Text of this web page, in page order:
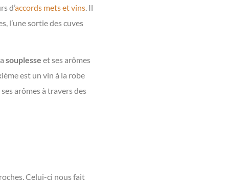
d’accords mets et vins. Il
l’une sortie des cuves
souplesse et ses arômes
est un vin à la robe
arômes à travers des
Celui-ci nous fait